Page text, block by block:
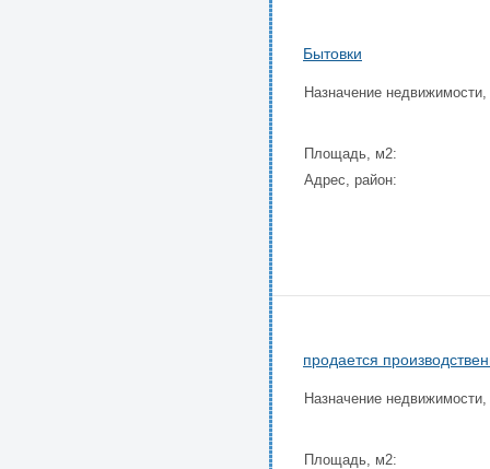
Бытовки
Назначение
Площадь, м2:
Адрес, район:
продается
Назначение
Площадь, м2: